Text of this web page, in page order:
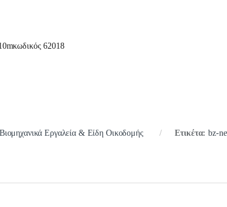
62018
Βιομηχανικά Εργαλεία & Είδη Οικοδομής Ετικέτα:bz-